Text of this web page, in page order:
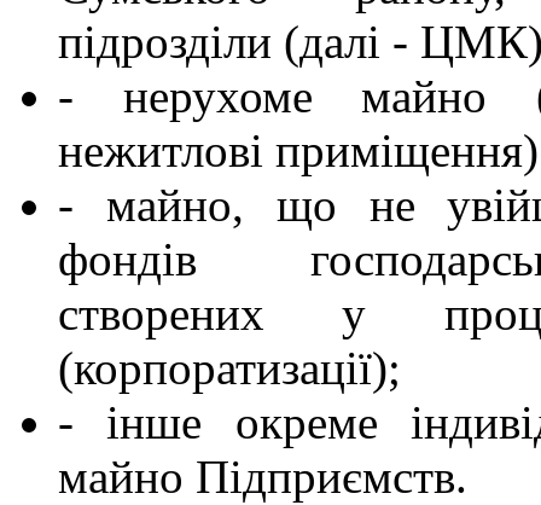
підрозділи (далі -
- нерухоме майно
нежитлові
- майно, що не
фондів
створених у
(корпоратизації);
- інше окреме
майно Підприємств.